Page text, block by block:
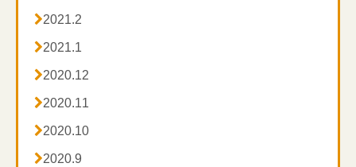
2021.2
2021.1
2020.12
2020.11
2020.10
2020.9